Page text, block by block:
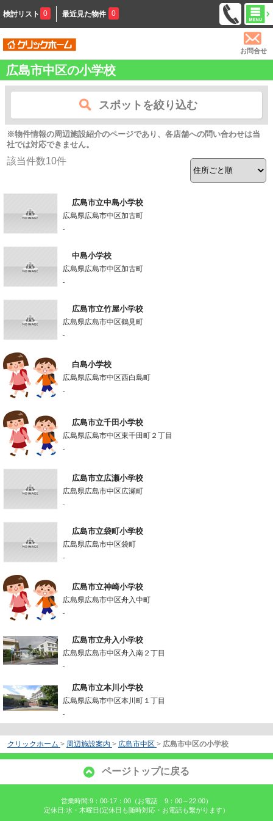
検討リスト 0 最近見た物件 0
お問合せ
広島市中区の小学校
スポットを絞り込む
※物件情報の周辺施設紹介のページであり、各店舗への問い合わせは当
社では対応できません。
該当件数10件
広島市立中島小学校
広島県広島市中区加古町
-
中島小学校
広島県広島市中区加古町
-
広島市立竹屋小学校
広島県広島市中区鶴見町
-
白島小学校
広島県広島市中区西白島町
-
広島市立千田小学校
広島県広島市中区東千田町２丁目
-
広島市立広瀬小学校
広島県広島市中区広瀬町
-
広島市立袋町小学校
広島県広島市中区袋町
-
広島市立神崎小学校
広島県広島市中区舟入中町
-
広島市立舟入小学校
広島県広島市中区舟入南２丁目
-
広島市立本川小学校
広島県広島市中区本川町１丁目
-
クリックホーム > 周辺施設案内 > 広島市中区 > 広島市中区の小学校
ページトップに戻る
営業時間:9：00-17：00（お電話 9：00～22:00）
定休日:水・木曜日(定休日も随時対応・お電話も繋がります）